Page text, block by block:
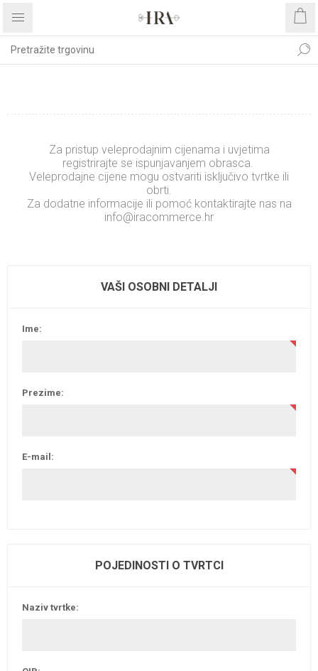
Za pristup veleprodajnim cijenama i uvjetima
registrirajte se ispunjavanjem obrasca.
Veleprodajne cijene mogu ostvariti isključivo tvrtke ili
obrti.
Za dodatne informacije ili pomoć kontaktirajte nas na
info@iracommerce.hr
VAŠI OSOBNI DETALJI
Ime:
Prezime:
E-mail:
POJEDINOSTI O TVRTCI
Naziv tvrtke: